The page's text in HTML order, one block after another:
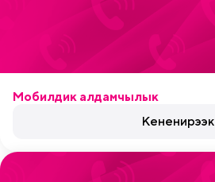
Мобилдик алдамчылык
Кененирээк